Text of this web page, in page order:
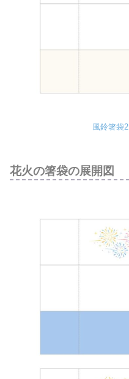
風鈴箸袋2
花火の箸袋の展開図